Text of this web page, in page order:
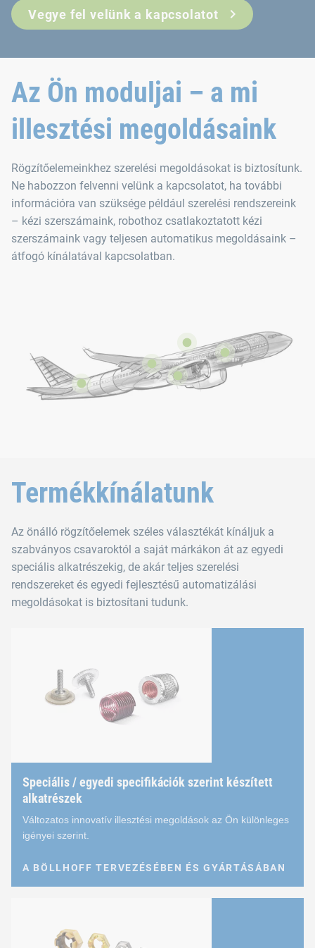
Vegye fel velünk a kapcsolatot
Az Ön moduljai – a mi
illesztési megoldásaink
Rögzítőelemeinkhez szerelési megoldásokat is biztosítunk.
Ne habozzon felvenni velünk a kapcsolatot, ha további
információra van szüksége például szerelési rendszereink
– kézi szerszámaink, robothoz csatlakoztatott kézi
szerszámaink vagy teljesen automatikus megoldásaink –
átfogó kínálatával kapcsolatban.
Termékkínálatunk
Az önálló rögzítőelemek széles választékát kínáljuk a
szabványos csavaroktól a saját márkákon át az egyedi
speciális alkatrészekig, de akár teljes szerelési
rendszereket és egyedi fejlesztésű automatizálási
megoldásokat is biztosítani tudunk.
Speciális / egyedi specifikációk szerint készített
alkatrészek
Változatos innovatív illesztési megoldások az Ön különleges
igényei szerint.
A BÖLLHOFF TERVEZÉSÉBEN ÉS GYÁRTÁSÁBAN
Speciális / egyedi